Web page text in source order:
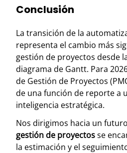
Conclusión
La transición de la
representa el cambio más
gestión de proyectos desde
diagrama de Gantt. Para
de Gestión de Proyectos
de una función de reporte a
inteligencia estratégica.
Nos dirigimos hacia un
gestión de proyectosse
la estimación y el